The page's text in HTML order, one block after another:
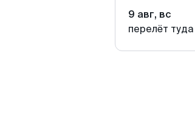
9 авг, вс
перелёт туда